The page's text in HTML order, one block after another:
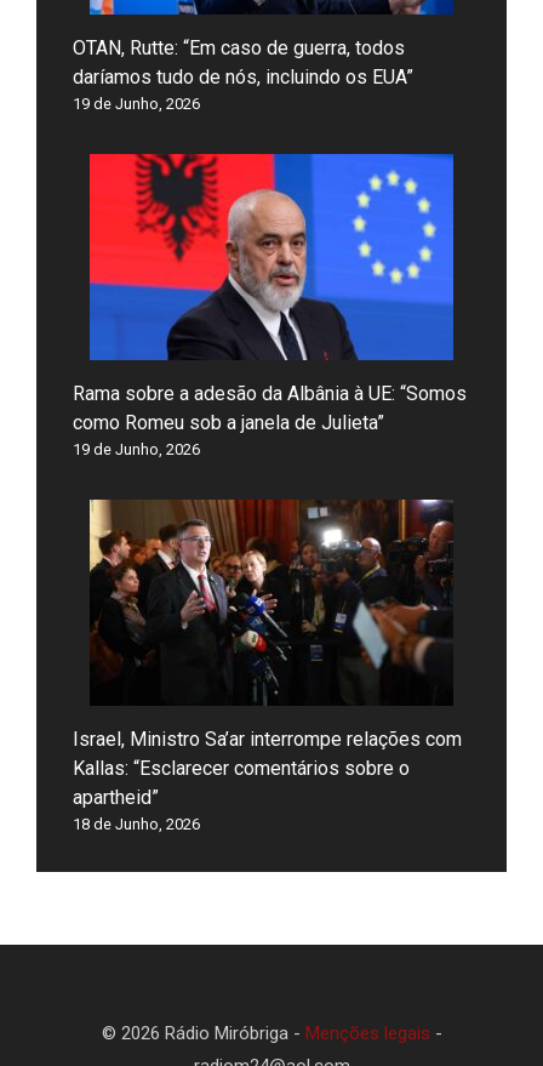
OTAN, Rutte: “Em caso de guerra, todos
daríamos tudo de nós, incluindo os EUA”
19 de Junho, 2026
Rama sobre a adesão da Albânia à UE: “Somos
como Romeu sob a janela de Julieta”
19 de Junho, 2026
Israel, Ministro Sa’ar interrompe relações com
Kallas: “Esclarecer comentários sobre o
apartheid”
18 de Junho, 2026
© 2026 Rádio Miróbriga - Menções legais -